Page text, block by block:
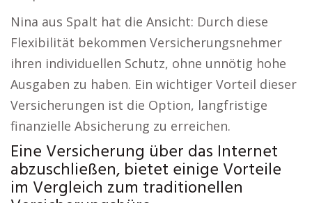
Nina aus Spalt hat die Ansicht: Durch diese
Flexibilität bekommen Versicherungsnehmer
ihren individuellen Schutz, ohne unnötig hohe
Ausgaben zu haben. Ein wichtiger Vorteil dieser
Versicherungen ist die Option, langfristige
finanzielle Absicherung zu erreichen.
Eine Versicherung über das Internet
abzuschließen, bietet einige Vorteile
im Vergleich zum traditionellen